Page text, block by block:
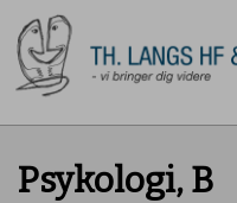
Psykologi, B